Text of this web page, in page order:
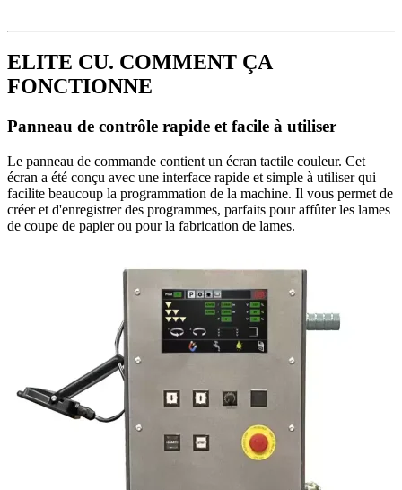
ELITE CU. COMMENT ÇA
FONCTIONNE
Panneau de contrôle rapide et facile à utiliser
Le panneau de commande contient un écran tactile couleur. Cet
écran a été conçu avec une interface rapide et simple à utiliser qui
facilite beaucoup la programmation de la machine. Il vous permet de
créer et d'enregistrer des programmes, parfaits pour affûter les lames
de coupe de papier ou pour la fabrication de lames.